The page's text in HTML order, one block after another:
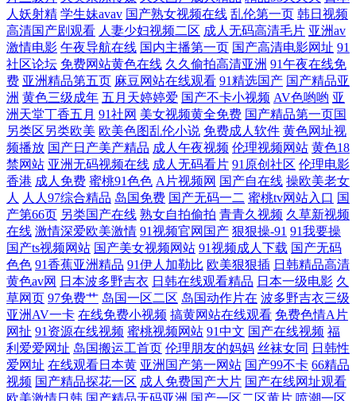
人妖射精 学生妹avav 国产熟女视频在线 乱伦第一页 韩日视频
高清国产剧观看 人妻少妇视频二区 成人无码高清毛片 亚洲av
激情电影 午夜导航在线 国内主播第一页 国产高清电影网址 91
社区论坛 免费网站黄色在线 久久偷拍高清亚洲 91午夜在线免
费 亚洲精品第五页 麻豆网站在线观看 91精选国产 国产精品亚
洲 黄色三级成年 五月天婷婷爱 国产不卡小视频 AV色哟哟 亚
洲天堂丁香五月 91社网 美女视频黄全免费 国产精品第一页国
另类区另类欧美 欧美色图乱伦小说 免费成人软件 黄色网址视
频播放 国产日产美产精品 成人午夜视频 伦理视频网站 黄色18
禁网站 亚洲无码视频在线 成人无码看片 91原创社区 伦理电影
香港 成人免费 蜜桃91色色 A片视频网 国产自在线 操欧美老女
人
人人97综合精品 岛国免费 国产无码一二 蜜桃tv网站入口 国
产第66页 另类国产在线 熟女自拍偷拍 青青久视频 久草新视频
在线 激情深爱欧美激情 91视频官网国产 狠狠操-91 91我要操
国产ts视频网站 国产美女视频网站 91视频成人下载 国产无码
色色 91香蕉亚洲精品 91伊人加勒比 欧美狠狠插 日韩精品高清
黄色av网 日本波多野吉衣 日韩在线观看精品 日本一级电影 久
草网页 97免费艹 岛国一区二区 岛国动作片在 波多野吉衣三级
亚洲AV一卡 在线免费小视频 搞黄网站在线观看 免费色情A片
网扯 91资源在线视频 蜜桃视频网站 91中文 国产在线视频 福
利爱爱网址 岛国搬运工首页 伦理朋友的妈妈 丝袜女同 日韩性
爱网址 在线观看日本黄 亚洲国产第一网站 国产99不卡 66精品
视频 国产精品探花一区 成人免费国产大片 国产在线网址观看
欧美激情日韩 国产精品无码亚洲 国产一区二区黄片 喷潮一区